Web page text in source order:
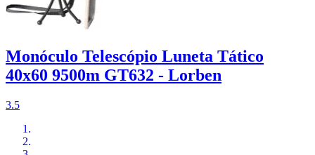
Monóculo Telescópio Luneta Tático
40x60 9500m GT632 - Lorben
3.5